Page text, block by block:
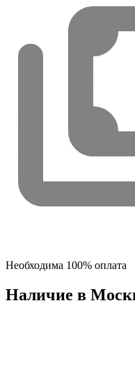
Необходима 100% оплата
Наличие в